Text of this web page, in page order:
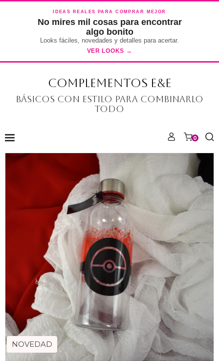
IDEAS REALES PARA COMPRAR MEJOR
No mires mil cosas para encontrar
algo bonito
Looks fáciles, novedades y detalles para acertar.
VER LOOKS →
COMPLEMENTOS E&E
Básicos con estilo para combinarlo
todo
0
NOVEDAD